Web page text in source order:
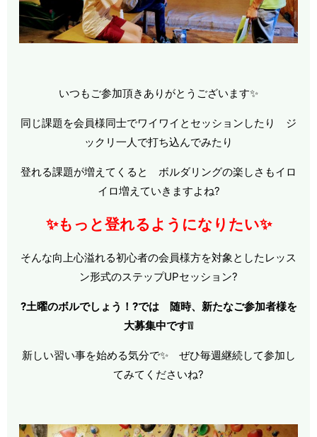
いつもご参加頂きありがとうございます✨
同じ課題を会員様同士でワイワイとセッションしたり ジ
ックリ一人で打ち込んでみたり
登れる課題が増えてくると ボルダリングの楽しさもイロ
イロ増えていきますよね?
✨もっと登れるようになりたい✨
そんな向上心溢れる初心者の会員様方を対象としたレッス
ン形式のステップUPセッション?
?土曜のボルでしょう！?では 随時、新たなご参加者様を
大募集中です❕❕
新しい習い事を始める気分で✨ ぜひ毎週継続して参加し
てみてくださいね?